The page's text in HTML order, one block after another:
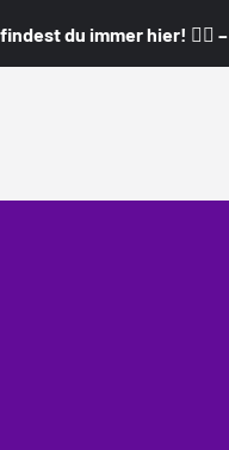
du immer hier! 👇🏼 –